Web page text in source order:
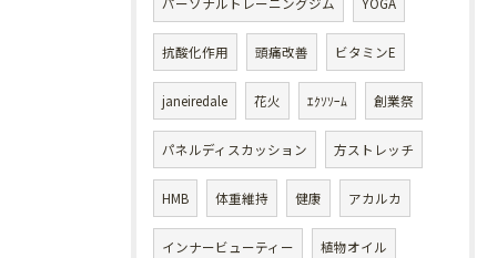
パーソナルトレーニングジム YOGA
抗酸化作用 頭痛改善 ビタミンE
janeiredale 花火 ｴｸｿｿｰﾑ 創業祭
パネルディスカッション 方ストレッチ
HMB 体重維持 健康 アカルカ
インナービューティー 植物オイル